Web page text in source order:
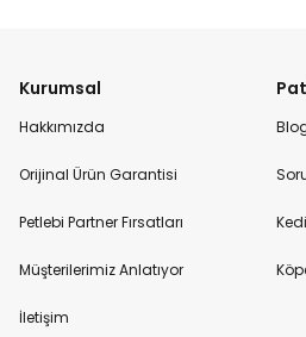
Kurumsal
Hakkımızda
Orijinal Ürün Garantisi
Petlebi Partner Fırsatları
Müşterilerimiz Anlatıyor
İletişim